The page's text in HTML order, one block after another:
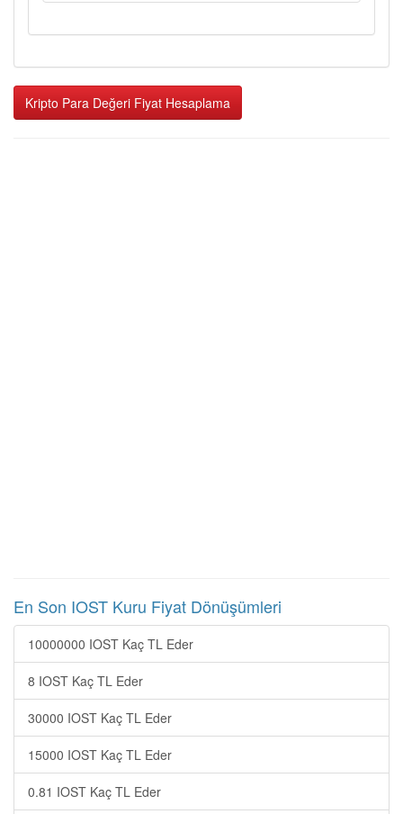
Kripto Para Değeri Fiyat Hesaplama
En Son IOST Kuru Fiyat Dönüşümleri
10000000 IOST Kaç TL Eder
8 IOST Kaç TL Eder
30000 IOST Kaç TL Eder
15000 IOST Kaç TL Eder
0.81 IOST Kaç TL Eder